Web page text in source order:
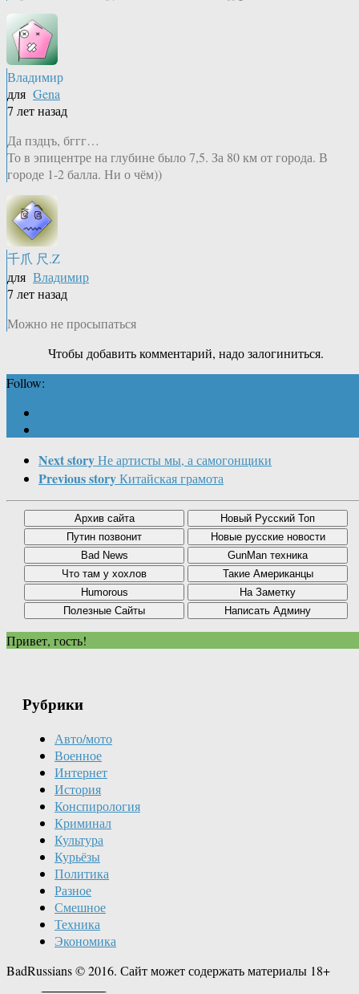
Владимир
для Gena
7 лет назад
Да пздцъ, бггг…
То в эпицентре на глубине было 7,5. За 80 км от города. В
городе 1-2 балла. Ни о чём))
千爪 尺.Z
для Владимир
7 лет назад
Можно не просыпаться
Чтобы добавить комментарий, надо залогиниться.
Follow:
Next storyНе артисты мы, а самогонщики
Previous storyКитайская грамота
Привет, гость!
Рубрики
Авто/мото
Военное
Интернет
История
Конспирология
Криминал
Культура
Курьёзы
Политика
Разное
Смешное
Техника
Экономика
BadRussians © 2016. Сайт может содержать материалы 18+